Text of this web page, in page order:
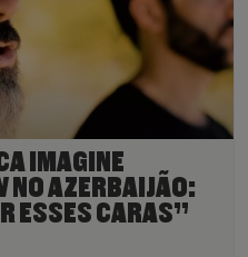
IMAGINE
NO AZERBAIJÃO:
ESSES CARAS”